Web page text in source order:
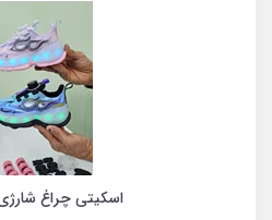
اسکیتی چراغ